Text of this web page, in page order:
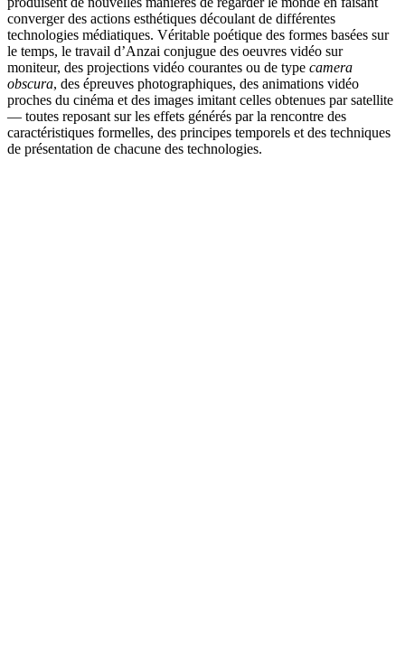
converger des actions esthétiques découlant de différentes
technologies médiatiques. Véritable poétique des formes basées sur
le temps, le travail d’Anzai conjugue des oeuvres vidéo sur
moniteur, des projections vidéo courantes ou de type camera
obscura, des épreuves photographiques, des animations vidéo
proches du cinéma et des images imitant celles obtenues par satellite
— toutes reposant sur les effets générés par la rencontre des
caractéristiques formelles, des principes temporels et des techniques
de présentation de chacune des technologies.